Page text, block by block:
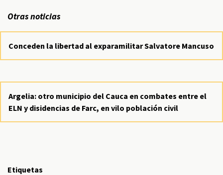
Otras noticias
Conceden la libertad al exparamilitar Salvatore Mancuso
Argelia: otro municipio del Cauca en combates entre el
ELN y disidencias de Farc, en vilo población civil
Etiquetas